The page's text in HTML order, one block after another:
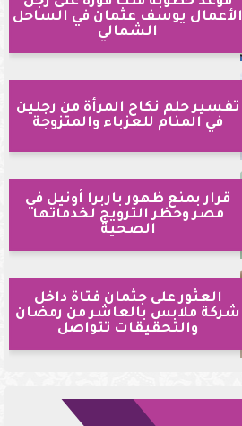
الأعمال يوسف عثمان في الساحل
الشمالي
تفسير حلم نكاح المرأة من رجلين
في المنام للعزباء والمتزوجة
قرار بمنع ظهور باربرا أونيل في
مصر وحظر الترويج لخدماتها
الصحية
العثور على جثمان فتاة داخل
شركة ملابس بالعاشر من رمضان
والتحقيقات تتواصل